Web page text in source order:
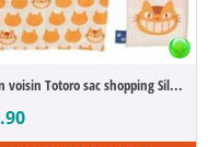
Mon voisin Totoro sac shopping Silhouette Chatbus